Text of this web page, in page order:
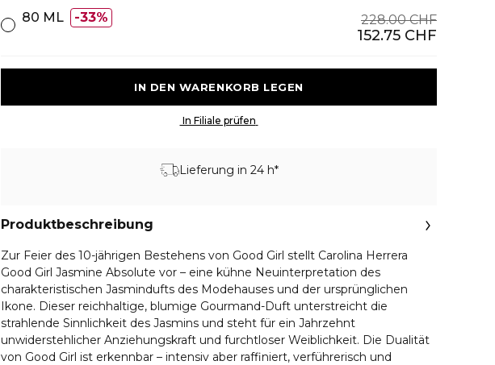
80 ML 33% 228.00 CHF
152.75 CHF
Lieferung in 24 h*
Produktbeschreibung
Zur Feier des 10-jährigen Bestehens von Good Girl stellt Carolina Herrera
Good Girl Jasmine Absolute vor – eine kühne Neuinterpretation des
charakteristischen Jasmindufts des Modehauses und der ursprünglichen
Ikone. Dieser reichhaltige, blumige Gourmand-Duft unterstreicht die
strahlende Sinnlichkeit des Jasmins und steht für ein Jahrzehnt
unwiderstehlicher Anziehungskraft und furchtloser Weiblichkeit. Die Dualität
von Good Girl ist erkennbar – intensiv aber raffiniert, verführerisch und